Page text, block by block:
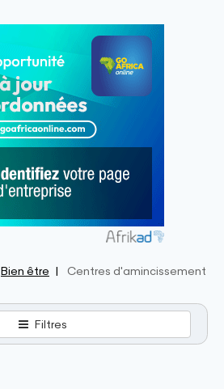
Bien être Centres d'amincissement
Filtres